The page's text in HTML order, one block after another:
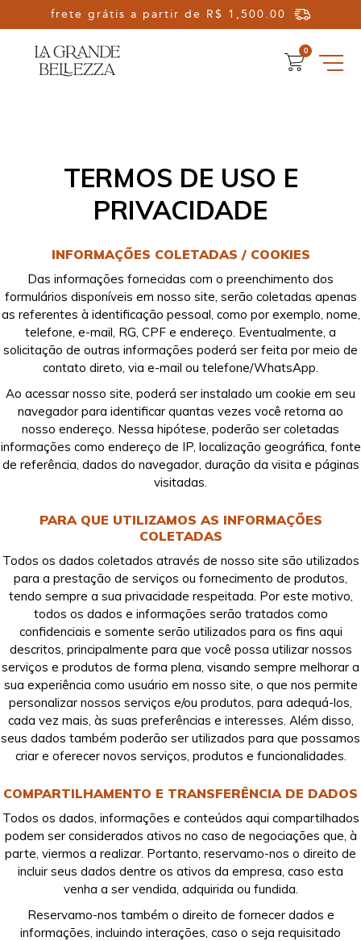
Olá, Seja Bem-vindo!
0
TERMOS DE USO E
PRIVACIDADE
INFORMAÇÕES COLETADAS / COOKIES
Das informações fornecidas com o preenchimento dos
formulários disponíveis em nosso site, serão coletadas apenas
as referentes à identificação pessoal, como por exemplo, nome,
telefone, e-mail, RG, CPF e endereço. Eventualmente, a
solicitação de outras informações poderá ser feita por meio de
contato direto, via e-mail ou telefone/WhatsApp.
Ao acessar nosso site, poderá ser instalado um cookie em seu
navegador para identificar quantas vezes você retorna ao
nosso endereço. Nessa hipótese, poderão ser coletadas
informações como endereço de IP, localização geográfica, fonte
de referência, dados do navegador, duração da visita e páginas
visitadas.
PARA QUE UTILIZAMOS AS INFORMAÇÕES
COLETADAS
Todos os dados coletados através de nosso site são utilizados
para a prestação de serviços ou fornecimento de produtos,
tendo sempre a sua privacidade respeitada. Por este motivo,
todos os dados e informações serão tratados como
confidenciais e somente serão utilizados para os fins aqui
descritos, principalmente para que você possa utilizar nossos
serviços e produtos de forma plena, visando sempre melhorar a
sua experiência como usuário em nosso site, o que nos permite
personalizar nossos serviços e/ou produtos, para adequá-los,
cada vez mais, às suas preferências e interesses. Além disso,
seus dados também poderão ser utilizados para que possamos
criar e oferecer novos serviços, produtos e funcionalidades.
COMPARTILHAMENTO E TRANSFERÊNCIA DE DADOS
Todos os dados, informações e conteúdos aqui compartilhados
podem ser considerados ativos no caso de negociações que, à
parte, viermos a realizar. Portanto, reservamo-nos o direito de
incluir seus dados dentre os ativos da empresa, caso esta
venha a ser vendida, adquirida ou fundida.
Reservamo-nos também o direito de fornecer dados e
informações, incluindo interações, caso o seja requisitado